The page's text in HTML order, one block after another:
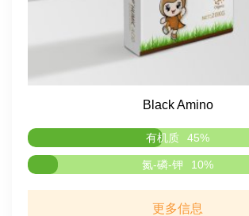
Black Amino
有机质 45%
氮-磷-钾 10%
更多信息